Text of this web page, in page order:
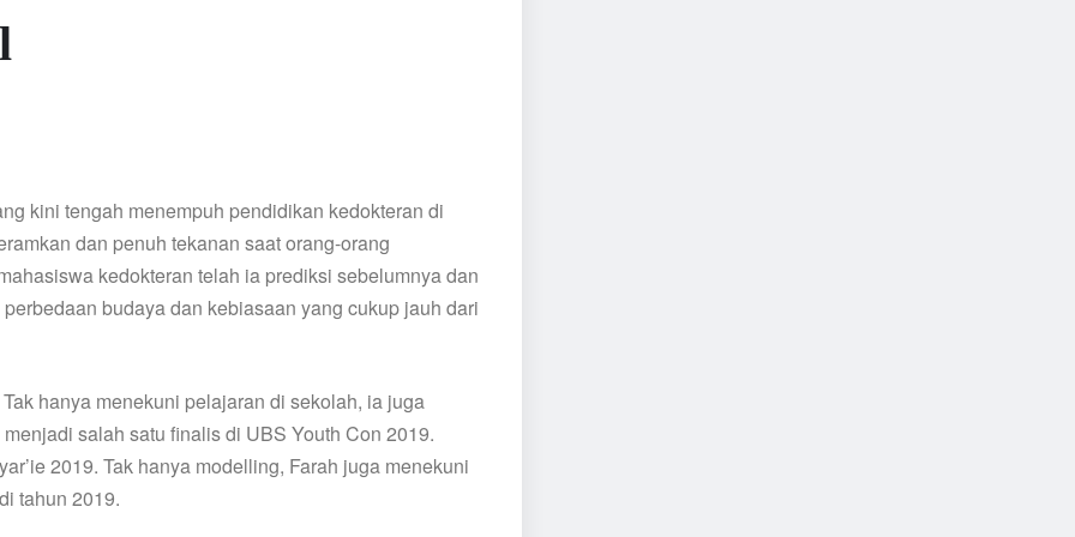
kini tengah menempuh pendidikan kedokteran di
dan penuh tekanan saat orang-orang
kedokteran telah ia prediksi sebelumnya dan
budaya dan kebiasaan yang cukup jauh dari
hanya menekuni pelajaran di sekolah, ia juga
salah satu finalis di UBS Youth Con 2019.
2019. Tak hanya modelling, Farah juga menekuni
tahun 2019.